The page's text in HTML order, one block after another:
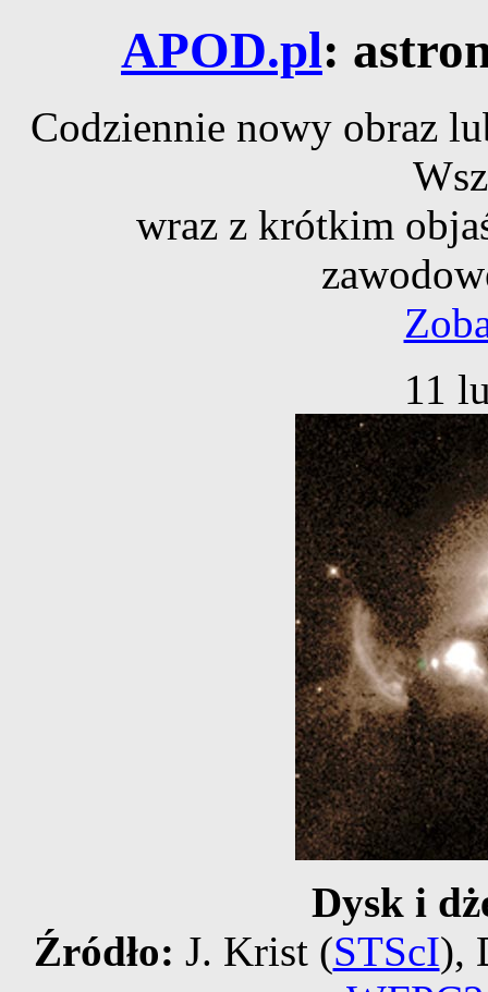
APOD.pl:
Codziennie nowy obraz
wraz z krótkim
11
Dysk i
Źródło: J. Krist (STScI),